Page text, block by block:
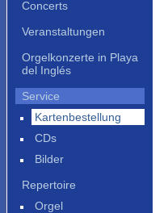
Concerts
Veranstaltungen
Orgelkonzerte in Playa
del Inglés
Service
Kartenbestellung
CDs
Bilder
Repertoire
Orgel